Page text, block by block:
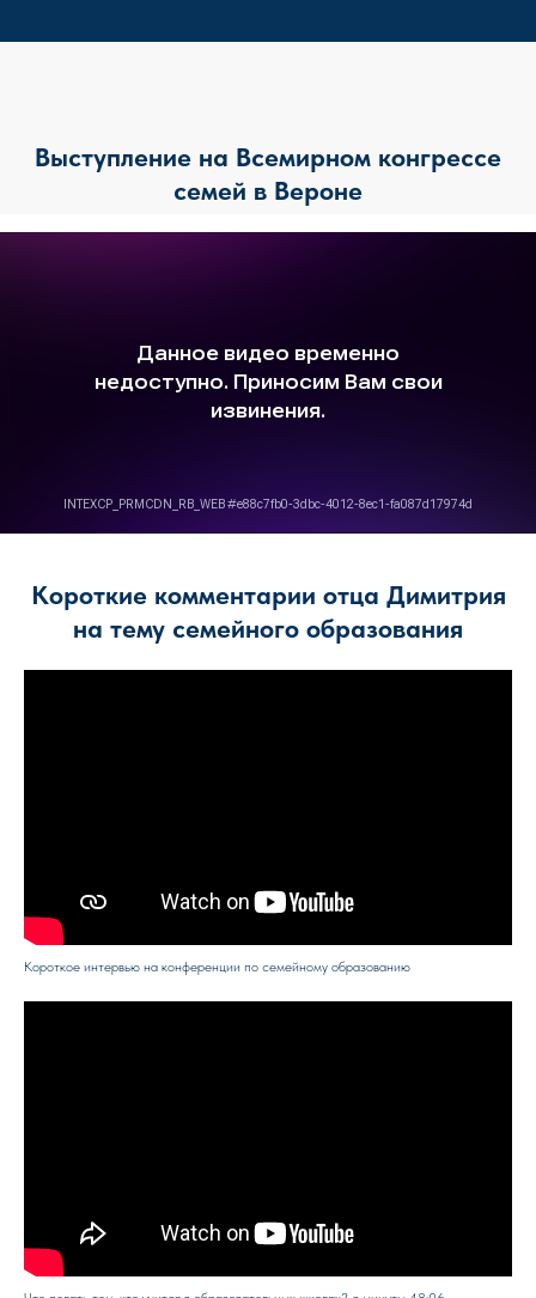
Выступление на Всемирном конгрессе
семей в Вероне
Короткие комментарии отца Димитрия
на тему семейного образования
Короткое интервью на конференции по семейному образованию